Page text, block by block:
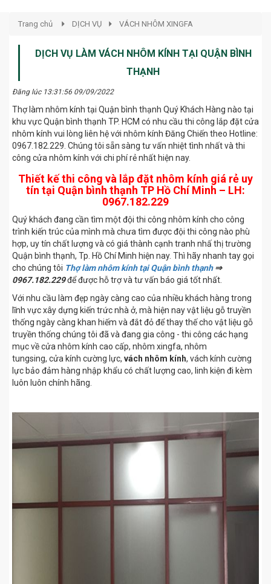
Trang chủ DỊCH VỤ VÁCH NHÔM XINGFA
DỊCH VỤ LÀM VÁCH NHÔM KÍNH TẠI QUẬN BÌNH
THẠNH
Đăng lúc 13:31:56 09/09/2022
Thợ làm nhôm kính tại Quận bình thạnh Quý Khách Hàng nào tại
khu vực Quận bình thạnh TP. HCM có nhu cầu thi công lắp đặt cửa
nhôm kính vui lòng liên hệ với nhôm kính Đăng Chiến theo Hotline:
0967.182.229. Chúng tôi sẵn sàng tư vấn nhiệt tình nhất và thi
công cửa nhôm kính với chi phí rẻ nhất hiện nay.
Thiết kế thi công và lắp đặt nhôm kính giá rẻ uy
tín tại Quận bình thạnh TP Hồ Chí Minh – LH:
0967.182.229
Quý khách đang cần tìm một đội thi công nhôm kính cho công
trình kiến trúc của mình mà chưa tìm được đội thi công nào phù
hợp, uy tín chất lượng và có giá thành cạnh tranh nhấ thị trường
Quận bình thạnh, Tp. Hồ Chí Minh hiện nay. Thì hãy nhanh tay gọi
cho chúng tôi Thợ làm nhôm kính tại Quận bình thạnh⇒
0967.182.229để được hỗ trợ và tư vấn báo giá tốt nhất.
Với nhu cầu làm đẹp ngày càng cao của nhiều khách hàng trong
lĩnh vực xây dựng kiến trức nhà ở, mà hiện nay vật liệu gỗ truyền
thống ngày càng khan hiếm và đắt đỏ để thay thế cho vật liệu gỗ
truyền thống chúng tôi đã và đang gia công - thi công các hạng
mục về cửa nhôm kính cao cấp, nhôm xingfa, nhôm
tungsing, cửa kính cường lực, vách nhôm kính, vách kính cường
lực bảo đảm hàng nhập khẩu có chất lượng cao, linh kiện đi kèm
luôn luôn chính hãng.